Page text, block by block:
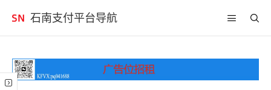
石南支付平台导航